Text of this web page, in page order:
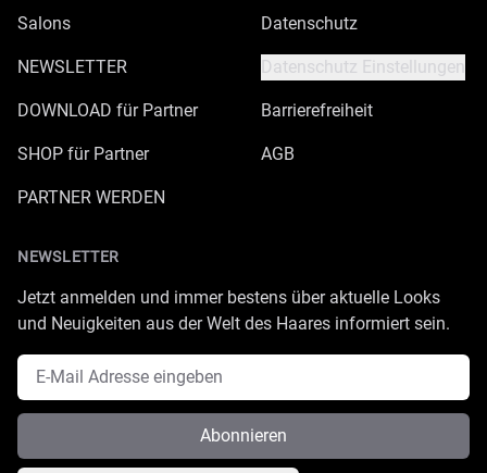
Salons
NEWSLETTER
DOWNLOAD für Partner
SHOP für Partner
PARTNER WERDEN
Datenschutz
Datenschutz Einstellungen
Barrierefreiheit
AGB
NEWSLETTER
Jetzt anmelden und immer bestens über aktuelle Looks
und Neuigkeiten aus der Welt des Haares informiert sein.
E-Mail Adresse
Abonnieren